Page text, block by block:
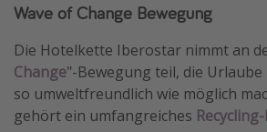
Wave of Change Bewegung
Die Hotelkette Iberostar nimmt an
Change"-Bewegung teil, die
so umweltfreundlich wie möglich
gehört ein umfangreiches